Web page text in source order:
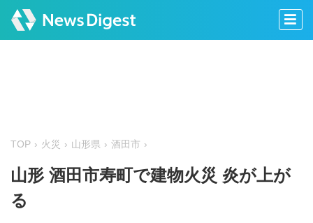
TOP 火災 山形県 酒田市
山形 酒田市寿町で建物火災 炎が上が
る